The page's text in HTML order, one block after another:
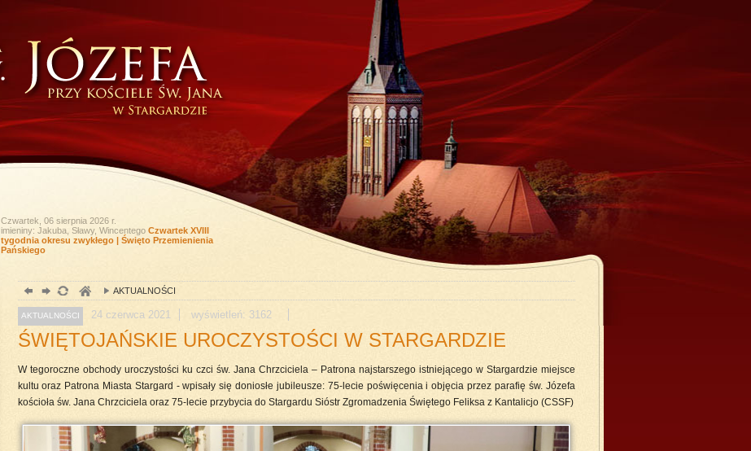
Czwartek, 06 sierpnia 2026 r.
imieniny: Jakuba, Sławy, Wincentego Czwartek XVIII
tygodnia okresu zwykłego | Święto Przemienienia
Pańskiego
AKTUALNOŚCI
AKTUALNOŚCI 24 czerwca 2021 wyświetleń: 3162
ŚWIĘTOJAŃSKIE UROCZYSTOŚCI W STARGARDZIE
W tegoroczne obchody uroczystości ku czci św. Jana Chrzciciela – Patrona najstarszego istniejącego w Stargardzie miejsce
kultu oraz Patrona Miasta Stargard - wpisały się doniosłe jubileusze: 75-lecie poświęcenia i objęcia przez parafię św. Józefa
kościoła św. Jana Chrzciciela oraz 75-lecie przybycia do Stargardu Sióstr Zgromadzenia Świętego Feliksa z Kantalicjo (CSSF)